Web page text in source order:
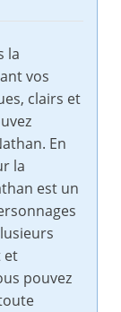
la
vos
clairs et
En
la
est un
et
pouvez